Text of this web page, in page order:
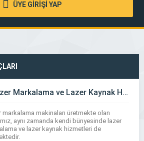
ÜYE GİRİŞİ YAP
LazerMarket – Lazer Markalama ve Lazer Kaynak Hiz.
markalama makinaları üretmekte olan
aynı zamanda kendi bünyesinde lazer
ve lazer kaynak hizmetleri de